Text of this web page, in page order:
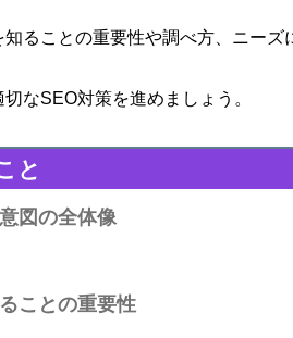
ることの重要性や調べ方、ニー
なSEO対策を進めましょう。
と
図の全体像
ことの重要性